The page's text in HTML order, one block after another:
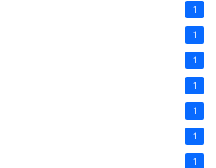
1
1
1
1
1
1
1